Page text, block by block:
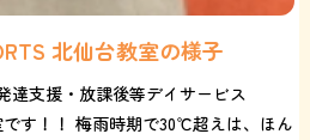
北仙台教室の様子
達支援・放課後等デイサービス
です！！ 梅雨時期で30℃超えは、ほん